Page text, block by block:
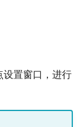
设置窗口，进行